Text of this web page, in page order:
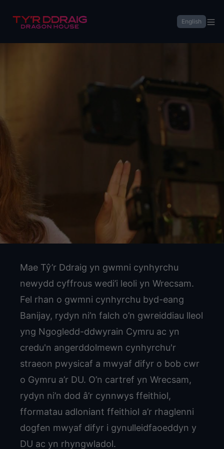
Tŷ'r Ddraig
English
Mae Tŷ’r Ddraig yn gwmni cynhyrchu
newydd cyffrous wedi’i leoli yn Wrecsam.
Fel rhan o gwmni cynhyrchu byd-eang
Banijay, rydyn ni’n falch o’n gwreiddiau lleol
yng Ngogledd-ddwyrain Cymru ac yn
credu'n angerddolmewn cynhyrchu'r
straeon pwysicaf a mwyaf difyr o bob cwr
o Gymru a’r DU. O’n cartref yn Wrecsam,
rydyn ni’n dod â’r cynnwys ffeithiol,
fformatau adloniant ffeithiol a’r rhaglenni
dogfen mwyaf difyr i gynulleidfaoeddyn y
DU ac yn rhyngwladol.